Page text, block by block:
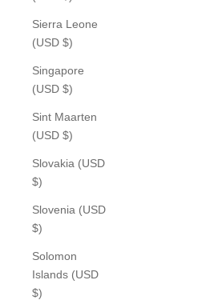
Sierra Leone
(USD $)
Singapore
(USD $)
Sint Maarten
(USD $)
Slovakia (USD
$)
Slovenia (USD
$)
Solomon
Islands (USD
$)